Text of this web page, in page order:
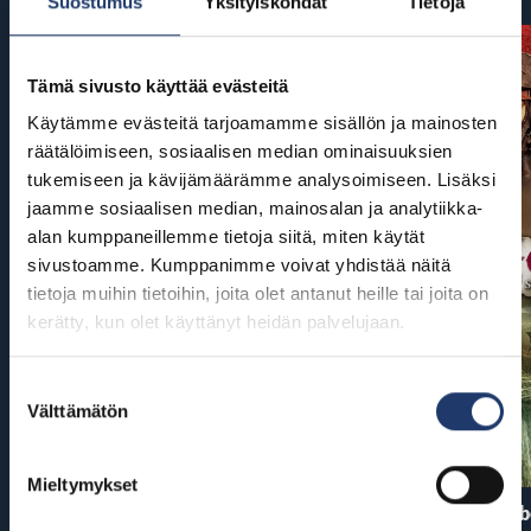
Tämä sivusto käyttää evästeitä
Käytämme evästeitä tarjoamamme sisällön ja mainosten
räätälöimiseen, sosiaalisen median ominaisuuksien
tukemiseen ja kävijämäärämme analysoimiseen. Lisäksi
jaamme sosiaalisen median, mainosalan ja analytiikka-
alan kumppaneillemme tietoja siitä, miten käytät
sivustoamme. Kumppanimme voivat yhdistää näitä
tietoja muihin tietoihin, joita olet antanut heille tai joita on
kerätty, kun olet käyttänyt heidän palvelujaan.
valinta
Välttämätön
Mieltymykset
Ryhmä Hau: Dinoelokuva
Pirates of the